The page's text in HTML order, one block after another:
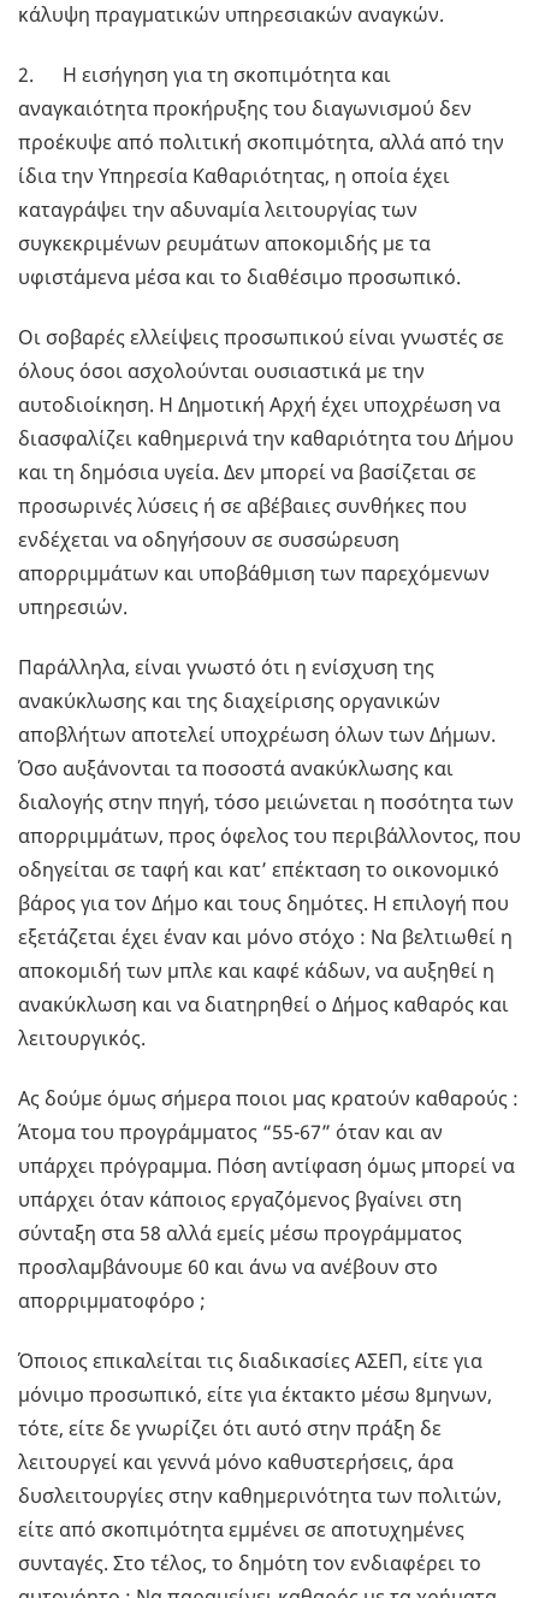
κάλυψη πραγματικών υπηρεσιακών αναγκών.
2. Η εισήγηση για τη σκοπιμότητα και
αναγκαιότητα προκήρυξης του διαγωνισμού δεν
προέκυψε από πολιτική σκοπιμότητα, αλλά από την
ίδια την Υπηρεσία Καθαριότητας, η οποία έχει
καταγράψει την αδυναμία λειτουργίας των
συγκεκριμένων ρευμάτων αποκομιδής με τα
υφιστάμενα μέσα και το διαθέσιμο προσωπικό.
Οι σοβαρές ελλείψεις προσωπικού είναι γνωστές σε
όλους όσοι ασχολούνται ουσιαστικά με την
αυτοδιοίκηση. Η Δημοτική Αρχή έχει υποχρέωση να
διασφαλίζει καθημερινά την καθαριότητα του Δήμου
και τη δημόσια υγεία. Δεν μπορεί να βασίζεται σε
προσωρινές λύσεις ή σε αβέβαιες συνθήκες που
ενδέχεται να οδηγήσουν σε συσσώρευση
απορριμμάτων και υποβάθμιση των παρεχόμενων
υπηρεσιών.
Παράλληλα, είναι γνωστό ότι η ενίσχυση της
ανακύκλωσης και της διαχείρισης οργανικών
αποβλήτων αποτελεί υποχρέωση όλων των Δήμων.
Όσο αυξάνονται τα ποσοστά ανακύκλωσης και
διαλογής στην πηγή, τόσο μειώνεται η ποσότητα των
απορριμμάτων, προς όφελος του περιβάλλοντος, που
οδηγείται σε ταφή και κατ’ επέκταση το οικονομικό
βάρος για τον Δήμο και τους δημότες. Η επιλογή που
εξετάζεται έχει έναν και μόνο στόχο : Να βελτιωθεί η
αποκομιδή των μπλε και καφέ κάδων, να αυξηθεί η
ανακύκλωση και να διατηρηθεί ο Δήμος καθαρός και
λειτουργικός.
Ας δούμε όμως σήμερα ποιοι μας κρατούν καθαρούς :
Άτομα του προγράμματος “55-67” όταν και αν
υπάρχει πρόγραμμα. Πόση αντίφαση όμως μπορεί να
υπάρχει όταν κάποιος εργαζόμενος βγαίνει στη
σύνταξη στα 58 αλλά εμείς μέσω προγράμματος
προσλαμβάνουμε 60 και άνω να ανέβουν στο
απορριμματοφόρο ;
Όποιος επικαλείται τις διαδικασίες ΑΣΕΠ, είτε για
μόνιμο προσωπικό, είτε για έκτακτο μέσω 8μηνων,
τότε, είτε δε γνωρίζει ότι αυτό στην πράξη δε
λειτουργεί και γεννά μόνο καθυστερήσεις, άρα
δυσλειτουργίες στην καθημερινότητα των πολιτών,
είτε από σκοπιμότητα εμμένει σε αποτυχημένες
συνταγές. Στο τέλος, το δημότη τον ενδιαφέρει το